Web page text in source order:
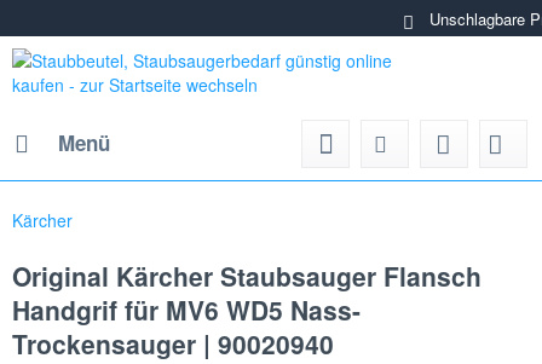
Unschlagbare Preise
Menü
Kärcher
Original Kärcher Staubsauger Flansch
Handgrif für MV6 WD5 Nass-
Trockensauger | 90020940